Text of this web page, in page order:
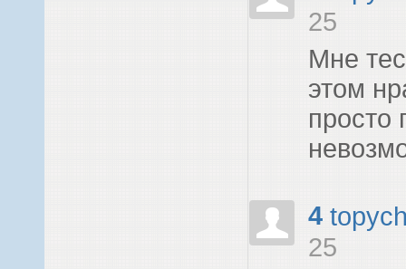
25
Мне
этом
просто
4
25